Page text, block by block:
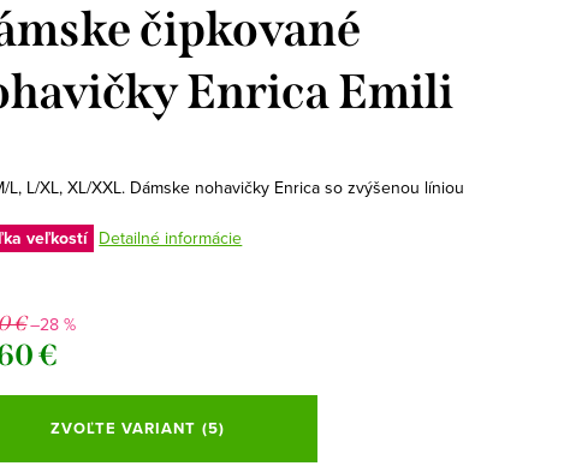
čipkované
Enrica Emili
L, L/XL, XL/XXL. Dámske nohavičky Enrica so zvýšenou líniou
veľkostí Detailné informácie
€–28 %
€
ZVOĽTE VARIANT (5)